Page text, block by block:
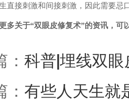
直接刺激和间接刺激，因此需要忌口
多关于“双眼皮修复术”的资讯，可
科普|埋线双
有些人天生就